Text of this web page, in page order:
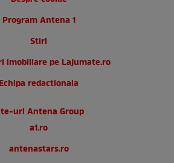
Program Antena 1
Stiri
imobiliare pe Lajumate.ro
Echipa redactionala
uri Antena Group
a1.ro
antenastars.ro